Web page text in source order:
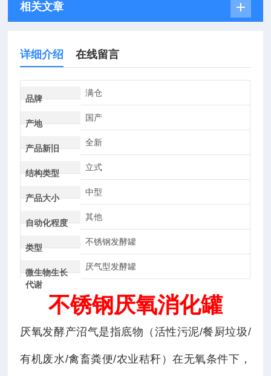
相关文章
详细介绍 在线留言
品牌
满仓
产地
国产
产品新旧
全新
结构类型
立式
产品大小
中型
自动化程度
其他
类型
不锈钢发酵罐
微生物生长
代谢
厌气型发酵罐
不锈钢厌氧消化罐
厌氧发酵产沼气是指底物（活性污泥/餐厨垃圾/
有机废水/禽畜粪便/农业秸秆）在无氧条件下，